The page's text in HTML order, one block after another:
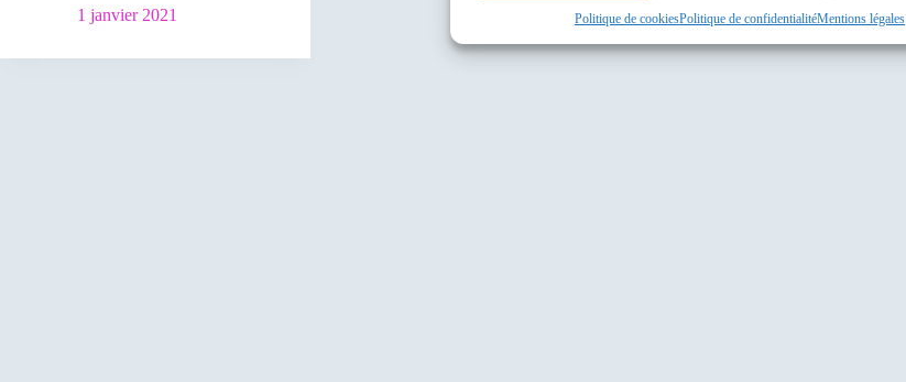
Politique de cookiesPolitique de confidentialitéMentions légales
1 janvier 2021